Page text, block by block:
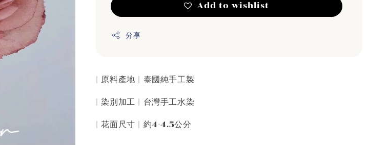
Add to wishlist
分享
| 原料產地 | 泰國純手工製
| 染別加工 | 台灣手工水染
| 花面尺寸 | 約4-4.5公分